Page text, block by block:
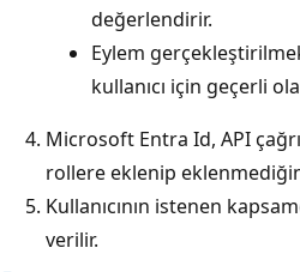
değerlendirir.
Eylem
kullanıcı için geçerli
Microsoft Entra Id, API
rollere eklenip
Kullanıcının istenen
verilir.